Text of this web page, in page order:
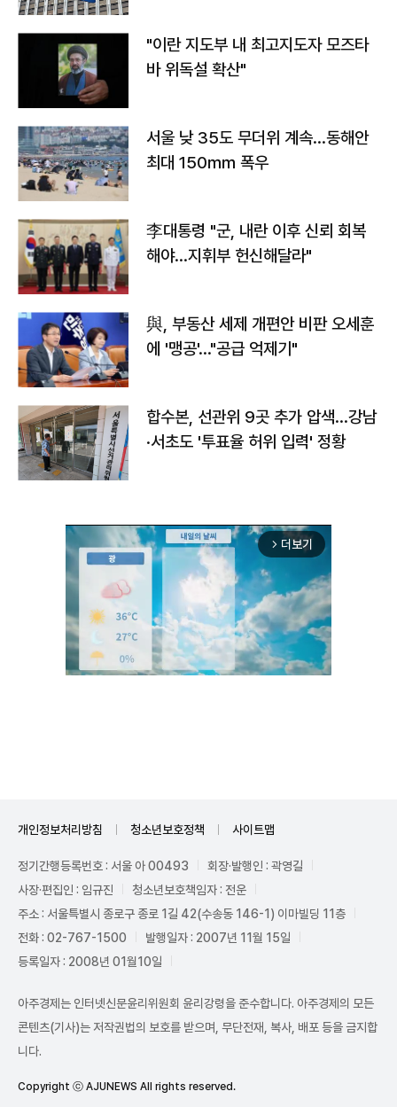
"이란 지도부 내 최고지도자 모즈타
바 위독설 확산"
서울 낮 35도 무더위 계속…동해안
최대 150㎜ 폭우
李대통령 "군, 내란 이후 신뢰 회복
해야…지휘부 헌신해달라"
與, 부동산 세제 개편안 비판 오세훈
에 '맹공'…"공급 억제기"
합수본, 선관위 9곳 추가 압색…강남
·서초도 '투표율 허위 입력' 정황
arrow_forward_ios 더보기
개인정보처리방침 청소년보호정책 사이트맵
정기간행등록번호 : 서울 아 00493
회장·발행인 : 곽영길
사장·편집인 : 임규진
청소년보호책임자 : 전운
주소 : 서울특별시 종로구 종로 1길 42(수송동 146-1) 이마빌딩 11층
전화 : 02-767-1500
발행일자 : 2007년 11월 15일
등록일자 : 2008년 01월10일
아주경제는 인터넷신문윤리위원회 윤리강령을 준수합니다. 아주경제의 모든
콘텐츠(기사)는 저작권법의 보호를 받으며, 무단전재, 복사, 배포 등을 금지합
니다.
Copyright ⓒ AJUNEWS All rights reserved.